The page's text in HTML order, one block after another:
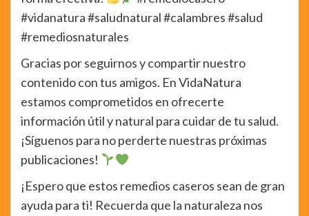
#vidanatura #saludnatural #calambres #salud
#remediosnaturales
Gracias por seguirnos y compartir nuestro
contenido con tus amigos. En VidaNatura
estamos comprometidos en ofrecerte
información útil y natural para cuidar de tu salud.
¡Síguenos para no perderte nuestras próximas
publicaciones!
¡Espero que estos remedios caseros sean de gran
ayuda para ti! Recuerda que la naturaleza nos